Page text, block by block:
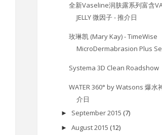
全新Vaseline润肤露系列富含
JELLY 微因子 - 推介日
玫琳凯 (Mary Kay) - TimeWise
MicroDermabrasion Plus
Systema 3D Clean Roadshow
WATER 360° by Watsons 爆水
介日
► September 2015 (7)
► August 2015 (12)